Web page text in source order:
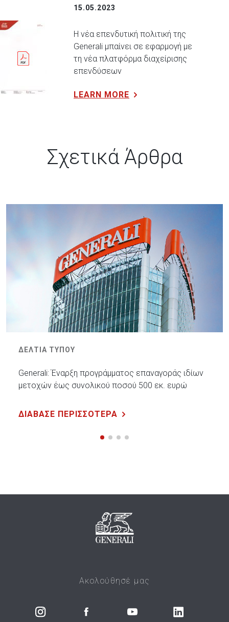
15.05.2023
Η νέα επενδυτική πολιτική της
Generali μπαίνει σε εφαρμογή με
τη νέα πλατφόρμα διαχείρισης
επενδύσεων
LEARN MORE
Σχετικά Άρθρα
ΔΕΛΤΙΑ ΤΥΠΟΥ
Generali: Έναρξη προγράμματος επαναγοράς ιδίων
μετοχών έως συνολικού ποσού 500 εκ. ευρώ
ΔΙΑΒΑΣΕ ΠΕΡΙΣΣΟΤΕΡΑ
Ακολούθησέ μας